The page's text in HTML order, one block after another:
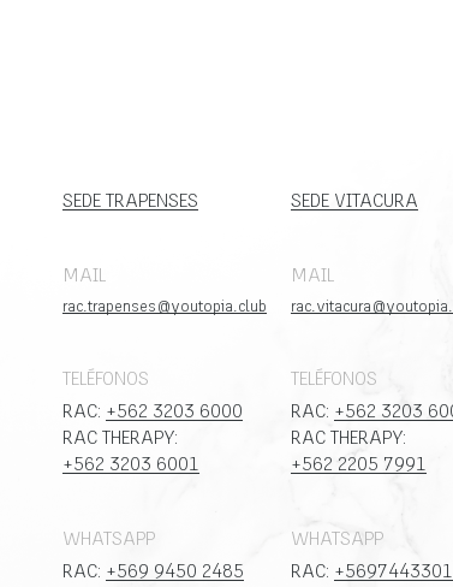
SEDE TRAPENSES
MAIL
rac.trapenses@youtopia.club
TELÉFONOS
RAC: +562 3203 6000
RAC THERAPY:
+562 3203 6001
WHATSAPP
RAC: +569 9450 2485
SEDE VITACURA
MAIL
TELÉFONOS
RAC: +562 3203
RAC THERAPY:
+562 2205 7991
WHATSAPP
RAC: